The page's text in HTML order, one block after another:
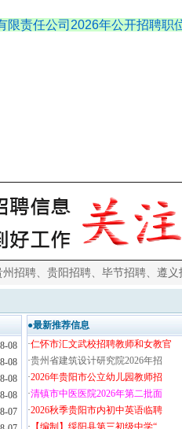
限责任公司2026年公开招聘职
州招聘、 贵阳招聘、 毕节招聘、 遵义
08
08
08
08
07
●最新推荐信息
·仁怀市汇文武校招聘教师和女教官
·贵州省建筑设计研究院2026年招
·2026年贵阳市公立幼儿园教师招
·清镇市中医医院2026年第二批面
·2026秋季贵阳市内初中英语临聘
· 【编制】绥阳县第三初级中学“